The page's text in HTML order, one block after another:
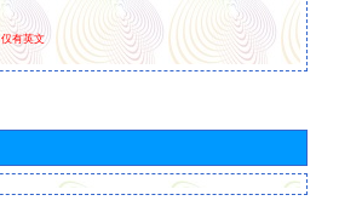
仅有英文